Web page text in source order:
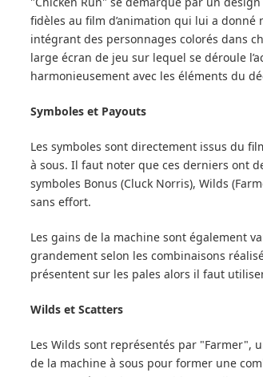
fidèles au film d’animation qui lui a
intégrant des personnages colorés dans
large écran de jeu sur lequel se déroule
harmonieusement avec les éléments du
Symboles et Payouts
Les symboles sont directement issus du
à sous. Il faut noter que ces derniers ont
symboles Bonus (Cluck Norris), Wilds
sans effort.
Les gains de la machine sont également
grandement selon les combinaisons
présentent sur les pales alors il faut
Wilds et Scatters
Les Wilds sont représentés par
de la machine à sous pour former une